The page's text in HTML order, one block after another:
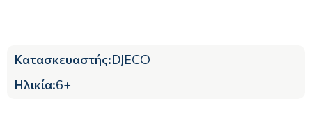
Κατασκευαστής:DJECO
Ηλικία:6+